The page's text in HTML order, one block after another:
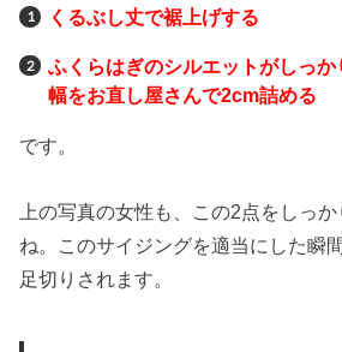
くるぶし丈で裾上げする
ふくらはぎのシルエットがしっ
幅をお直し屋さんで2cm詰める
です。
上の写真の女性も、この2点をしっ
ね。このサイジングを適当にした瞬
足切りされます。